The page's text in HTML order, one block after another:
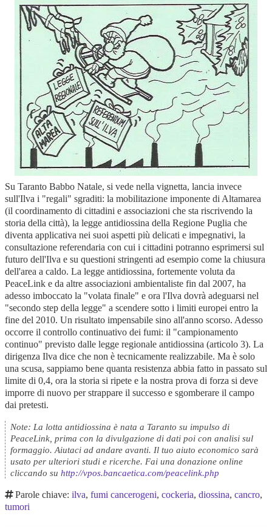
Su Taranto Babbo Natale, si vede nella vignetta, lancia invece
sull'Ilva i "regali" sgraditi: la mobilitazione imponente di Altamarea
(il coordinamento di cittadini e associazioni che sta riscrivendo la
storia della città), la legge antidiossina della Regione Puglia che
diventa applicativa nei suoi aspetti più delicati e impegnativi, la
consultazione referendaria con cui i cittadini potranno esprimersi sul
futuro dell'Ilva e su questioni stringenti ad esempio come la chiusura
dell'area a caldo. La legge antidiossina, fortemente voluta da
PeaceLink e da altre associazioni ambientaliste fin dal 2007, ha
adesso imboccato la "volata finale" e ora l'Ilva dovrà adeguarsi nel
"secondo step della legge" a scendere sotto i limiti europei entro la
fine del 2010. Un risultato impensabile sino all'anno scorso. Adesso
occorre il controllo continuativo dei fumi: il "campionamento
continuo" previsto dalle legge regionale antidiossina (articolo 3). La
dirigenza Ilva dice che non è tecnicamente realizzabile. Ma è solo
una scusa, sappiamo bene quanta resistenza abbia fatto in passato sul
limite di 0,4, ora la storia si ripete e la nostra prova di forza si deve
imporre di nuovo per strappare il successo e sgomberare il campo
dai pretesti.
Note: La lotta antidiossina è nata a Taranto su impulso di
PeaceLink, prima con la divulgazione di dati poi con analisi sul
formaggio. Aiutaci ad andare avanti. Il tuo aiuto economico sarà
usato per ulteriori studi e ricerche. Fai una donazione online
cliccando su http://vpos.bancaetica.com/peacelink.php
Parole chiave:ilva,fumi cancerogeni,cockeria,diossina,cancro,
tumori